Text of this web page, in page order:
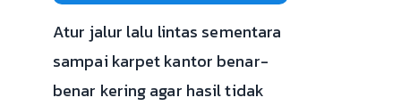
Atur jalur lalu lintas sementara
sampai karpet kantor benar-
benar kering agar hasil tidak